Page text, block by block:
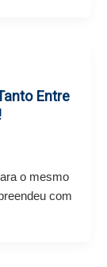
Entre
o mesmo
com